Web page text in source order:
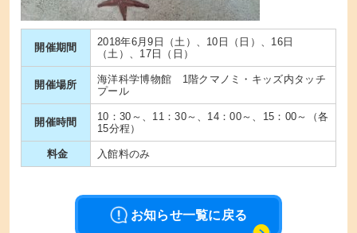
開催期間
2018年6月9日（土）、10日（日）、16日
（土）、17日（日）
開催場所
海洋科学博物館 1階クマノミ・キッズ内タッチ
プール
開催時間
10：30～、11：30～、14：00～、15：00～（各
15分程）
料金 入館料のみ
お知らせ一覧に戻る